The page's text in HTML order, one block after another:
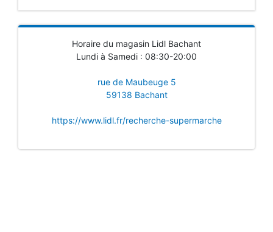
Horaire du magasin Lidl Bachant
Lundi à Samedi : 08:30-20:00
rue de Maubeuge 5
59138 Bachant
https://www.lidl.fr/recherche-supermarche